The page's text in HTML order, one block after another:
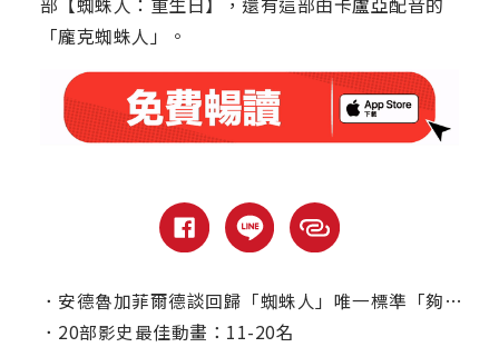
「龐克蜘蛛人」。
． 安德魯加菲爾德談回歸「蜘蛛人」唯一標準「夠奇怪」！
． 20部影史最佳動畫：11-20名